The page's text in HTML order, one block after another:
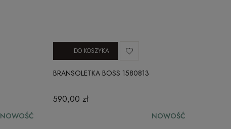
BRANSOLETKA BOSS 1580813
590,00 zł
DO KOSZYKA
NOWOŚĆ NOWOŚĆ